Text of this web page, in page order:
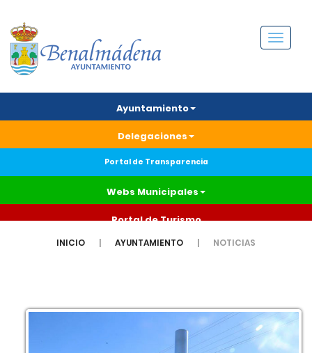
Menú
Ayuntamiento
Delegaciones
Portal de Transparencia
Webs Municipales
Portal de Turismo
INICIO AYUNTAMIENTO NOTICIAS